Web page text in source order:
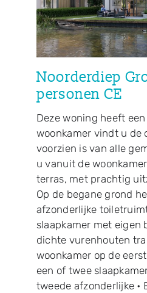
Woningtypes fase 1
Nieuws
Contact
Noorderdiep
personen CE
Deze woning heeft
woonkamer vindt u de
voorzien is van alle
u vanuit de
terras, met prachtig
Op de begane grond
afzonderlijke
slaapkamer met eigen
dichte vurenhouten
woonkamer op de
een of twee
tweede afzonderlijke •